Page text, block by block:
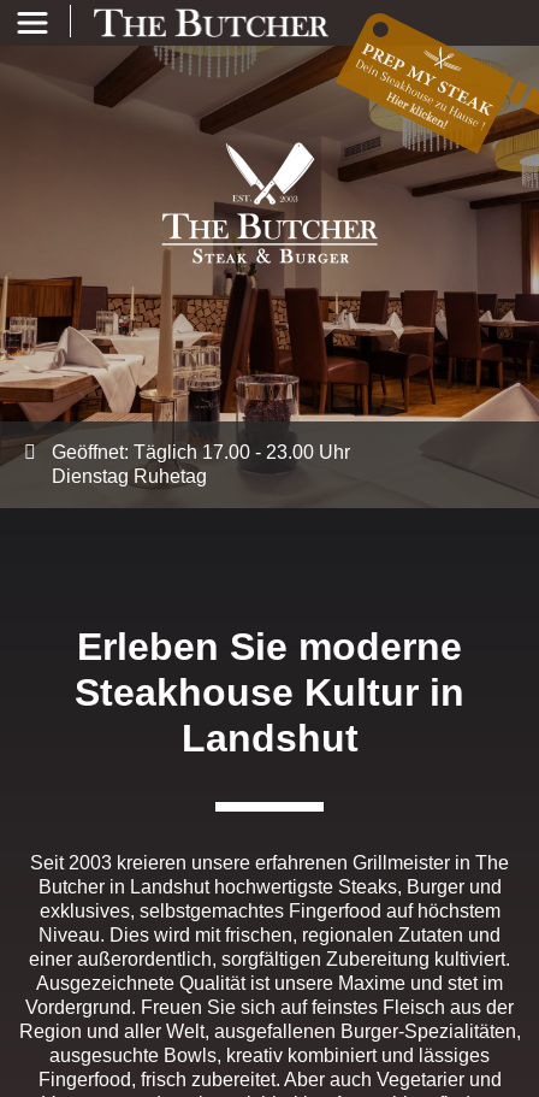
Geöffnet: Täglich 17.00 - 23.00 Uhr
Dienstag Ruhetag
Erleben Sie moderne
Steakhouse Kultur in
Landshut
Seit 2003 kreieren unsere erfahrenen Grillmeister in The
Butcher in Landshut hochwertigste Steaks, Burger und
exklusives, selbstgemachtes Fingerfood auf höchstem
Niveau. Dies wird mit frischen, regionalen Zutaten und
einer außerordentlich, sorgfältigen Zubereitung kultiviert.
Ausgezeichnete Qualität ist unsere Maxime und stet im
Vordergrund. Freuen Sie sich auf feinstes Fleisch aus der
Region und aller Welt, ausgefallenen Burger-Spezialitäten,
ausgesuchte Bowls, kreativ kombiniert und lässiges
Fingerfood, frisch zubereitet. Aber auch Vegetarier und